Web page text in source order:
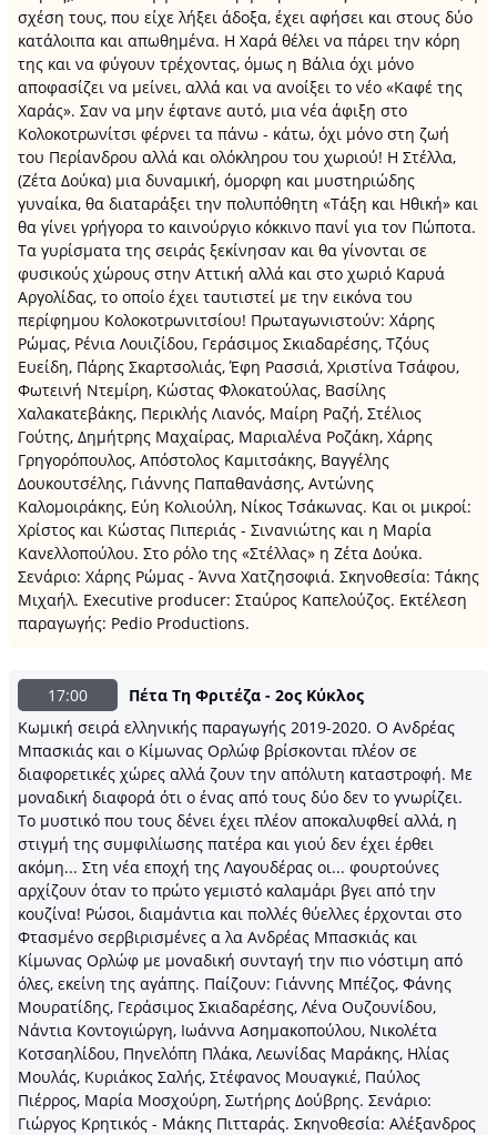
σχέση τους, που είχε λήξει άδοξα, έχει αφήσει και στους δύο
κατάλοιπα και απωθημένα. Η Χαρά θέλει να πάρει την κόρη
της και να φύγουν τρέχοντας, όμως η Βάλια όχι μόνο
αποφασίζει να μείνει, αλλά και να ανοίξει το νέο «Καφέ της
Χαράς». Σαν να μην έφτανε αυτό, μια νέα άφιξη στο
Κολοκοτρωνίτσι φέρνει τα πάνω - κάτω, όχι μόνο στη ζωή
του Περίανδρου αλλά και ολόκληρου του χωριού! Η Στέλλα,
(Ζέτα Δούκα) μια δυναμική, όμορφη και μυστηριώδης
γυναίκα, θα διαταράξει την πολυπόθητη «Τάξη και Ηθική» και
θα γίνει γρήγορα το καινούργιο κόκκινο πανί για τον Πώποτα.
Τα γυρίσματα της σειράς ξεκίνησαν και θα γίνονται σε
φυσικούς χώρους στην Αττική αλλά και στο χωριό Καρυά
Αργολίδας, το οποίο έχει ταυτιστεί με την εικόνα του
περίφημου Κολοκοτρωνιτσίου! Πρωταγωνιστούν: Χάρης
Ρώμας, Ρένια Λουιζίδου, Γεράσιμος Σκιαδαρέσης, Τζόυς
Ευείδη, Πάρης Σκαρτσολιάς, Έφη Ρασσιά, Χριστίνα Τσάφου,
Φωτεινή Ντεμίρη, Κώστας Φλοκατούλας, Βασίλης
Χαλακατεβάκης, Περικλής Λιανός, Μαίρη Ραζή, Στέλιος
Γούτης, Δημήτρης Μαχαίρας, Μαριαλένα Ροζάκη, Χάρης
Γρηγορόπουλος, Απόστολος Καμιτσάκης, Βαγγέλης
Δουκουτσέλης, Γιάννης Παπαθανάσης, Αντώνης
Καλομοιράκης, Εύη Κολιούλη, Νίκος Τσάκωνας. Και οι μικροί:
Χρίστος και Κώστας Πιπεριάς - Σινανιώτης και η Μαρία
Κανελλοπούλου. Στο ρόλο της «Στέλλας» η Ζέτα Δούκα.
Σενάριο: Χάρης Ρώμας - Άννα Χατζησοφιά. Σκηνοθεσία: Τάκης
Μιχαήλ. Executive producer: Σταύρος Καπελούζος. Εκτέλεση
παραγωγής: Pedio Productions.
17:00
Πέτα Τη Φριτέζα - 2ος Κύκλος
Κωμική σειρά ελληνικής παραγωγής 2019-2020. Ο Ανδρέας
Μπασκιάς και ο Κίμωνας Ορλώφ βρίσκονται πλέον σε
διαφορετικές χώρες αλλά ζουν την απόλυτη καταστροφή. Με
μοναδική διαφορά ότι ο ένας από τους δύο δεν το γνωρίζει.
Το μυστικό που τους δένει έχει πλέον αποκαλυφθεί αλλά, η
στιγμή της συμφιλίωσης πατέρα και γιού δεν έχει έρθει
ακόμη... Στη νέα εποχή της Λαγουδέρας οι... φουρτούνες
αρχίζουν όταν το πρώτο γεμιστό καλαμάρι βγει από την
κουζίνα! Ρώσοι, διαμάντια και πολλές θύελλες έρχονται στο
Φτασμένο σερβιρισμένες α λα Ανδρέας Μπασκιάς και
Κίμωνας Ορλώφ με μοναδική συνταγή την πιο νόστιμη από
όλες, εκείνη της αγάπης. Παίζουν: Γιάννης Μπέζος, Φάνης
Μουρατίδης, Γεράσιμος Σκιαδαρέσης, Λένα Ουζουνίδου,
Νάντια Κοντογιώργη, Ιωάννα Ασημακοπούλου, Νικολέτα
Κοτσαηλίδου, Πηνελόπη Πλάκα, Λεωνίδας Μαράκης, Ηλίας
Μουλάς, Κυριάκος Σαλής, Στέφανος Μουαγκιέ, Παύλος
Πιέρρος, Μαρία Μοσχούρη, Σωτήρης Δούβρης. Σενάριο:
Γιώργος Κρητικός - Μάκης Πιτταράς. Σκηνοθεσία: Αλέξανδρος